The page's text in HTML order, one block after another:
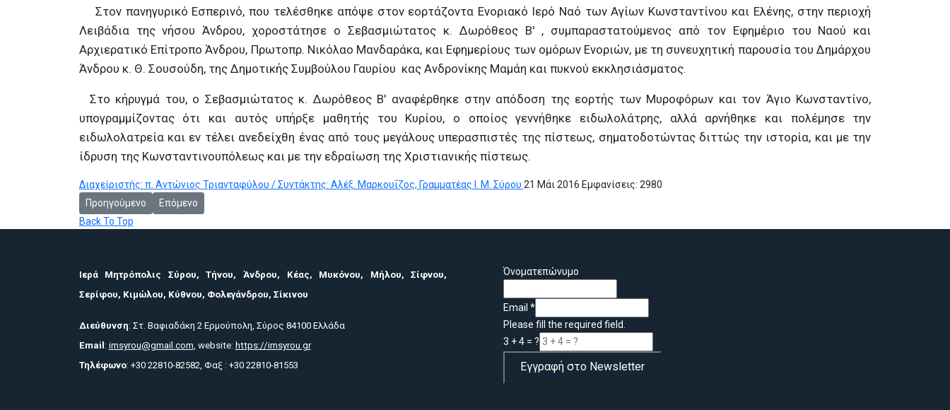
Στον πανηγυρικό Εσπερινό, που τελέσθηκε απόψε στον εορτάζοντα Ενοριακό Ιερό Ναό των Αγίων Κωνσταντίνου και Ελένης, στην περιοχή
Λειβάδια της νήσου Άνδρου, χοροστάτησε ο Σεβασμιώτατος κ. Δωρόθεος Β' , συμπαραστατούμενος από τον Εφημέριο του Ναού και
Αρχιερατικό Επίτροπο Άνδρου, Πρωτοπρ. Νικόλαο Μανδαράκα, και Εφημερίους των ομόρων Ενοριών, με τη συνευχητική παρουσία του Δημάρχου
Άνδρου κ. Θ. Σουσούδη, της Δημοτικής Συμβούλου Γαυρίου κας Ανδρονίκης Μαμάη και πυκνού εκκλησιάσματος.
Στο κήρυγμά του, ο Σεβασμιώτατος κ. Δωρόθεος Β' αναφέρθηκε στην απόδοση της εορτής των Μυροφόρων και τον Άγιο Κωνσταντίνο,
υπογραμμίζοντας ότι και αυτός υπήρξε μαθητής του Κυρίου, ο οποίος γεννήθηκε ειδωλολάτρης, αλλά αρνήθηκε και πολέμησε την
ειδωλολατρεία και εν τέλει ανεδείχθη ένας από τους μεγάλους υπερασπιστές της πίστεως, σηματοδοτώντας διττώς την ιστορία, και με την
ίδρυση της Κωνσταντινουπόλεως και με την εδραίωση της Χριστιανικής πίστεως.
Διαχείριστής: π. Αντώνιος Τριανταφύλου / Συντάκτης: Αλέξ. Μαρκουΐζος, Γραμματέας Ι. Μ. Σύρου 21 Μάι 2016 Εμφανίσεις: 2980
Προηγούμενο άρθρο: ΕΥΧΕΣ ΣΤΟΝ ΣΕΒ. ΜΗΤΡΟΠΟΛΙΤΗ ΜΕΓΑΡΩΝ ΚΑΙ ΣΑΛΑΜΙΝΟΣ κ.ΚΩΝΣΤΑΝΤΙΝΟ
Προηγούμενο Επόμενο άρθρο: ΙΕΡΑ ΛΕΙΨΑΝΑ ΤΟΥ ΑΓΙΟΥ ΙΓΝΑΤΙΟΥ, ΜΗΤΡΟΠΟΛΙΤΟΥ ΜΑΡΙΟΥΠΟΛΕΩΣ ΔΩΡΙΖΟΝΤΑΙ ΣΤΗΝ ΓΕΝΕΤΕΙΡΑ ΤΟΥ ΝΗΣΟ ΚΥΘΝΟ
Επόμενο
Back To Top
Ιερά Μητρόπολις Σύρου, Τήνου, Άνδρου, Κέας, Μυκόνου, Μήλου, Σίφνου,
Σερίφου, Κιμώλου, Κύθνου, Φολεγάνδρου, Σίκινου
Διεύθυνση: Στ. Βαφιαδάκη 2 Ερμούπολη, Σύρος 84100 Ελλάδα
Email : imsyrou@gmail.com, website: https://imsyrou.gr
Τηλέφωνο: +30 22810-82582, Φαξ : +30 22810-81553
Όνοματεπώνυμο
Email *
Please fill the required field.
3 + 4 = ?
Εγγραφή στο Newsletter